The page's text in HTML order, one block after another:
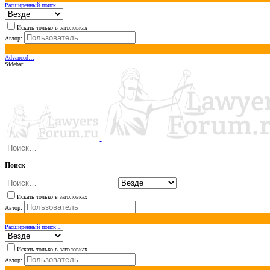
Расширенный поиск…
Искать только в заголовках
Автор:
Advanced…
Sidebar
Поиск
Искать только в заголовках
Автор:
Расширенный поиск…
Искать только в заголовках
Автор: